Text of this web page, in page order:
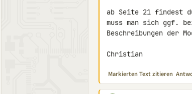
ab Seite 21 findest
muss man sich ggf.
Beschreibungen der
Christian
Markierten Text zitieren